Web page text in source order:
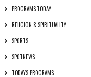
PROGRAMS TODAY
RELIGION & SPIRITUALITY
SPORTS
SPOTNEWS
TODAYS PROGRAMS